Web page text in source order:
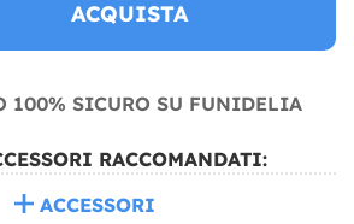
ACQUISTA
100% SICURO SU FUNIDELIA
RACCOMANDATI:
ACCESSORI